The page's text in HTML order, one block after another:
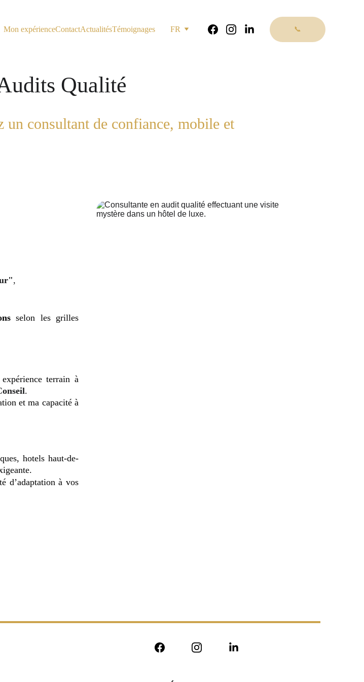
Mon expérienceContactActualitésTémoignages FR 📞
Qualité
un consultant de confiance, mobile et
,
selon les grilles
terrain à
.
et ma capacité à
hotels haut-de-
d’adaptation à vos